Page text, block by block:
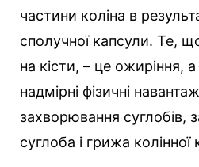
частини коліна в
сполучної капсули. Те,
на кісти, – це ожиріння, а
надмірні фізичні
захворювання суглобів,
суглоба і грижа колінної